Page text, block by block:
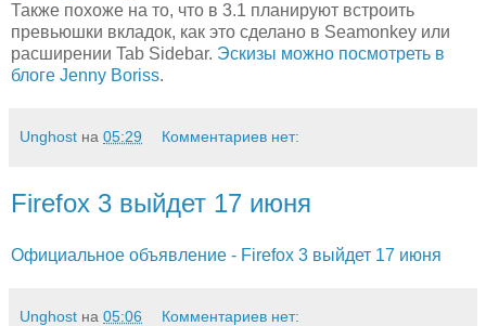
Также похоже на то, что в 3.1 планируют встроить
превьюшки вкладок, как это сделано в Seamonkey или
расширении Tab Sidebar. Эскизы можно посмотреть в
блоге Jenny Boriss.
Unghost на 05:29 Комментариев нет:
Firefox 3 выйдет 17 июня
Официальное объявление - Firefox 3 выйдет 17 июня
Unghost на 05:06 Комментариев нет: